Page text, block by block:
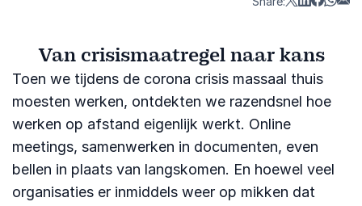
Van crisismaatregel naar kans
Toen we tijdens de corona crisis massaal thuis
moesten werken, ontdekten we razendsnel hoe
werken op afstand eigenlijk werkt. Online
meetings, samenwerken in documenten, even
bellen in plaats van langskomen. En hoewel veel
organisaties er inmiddels weer op mikken dat